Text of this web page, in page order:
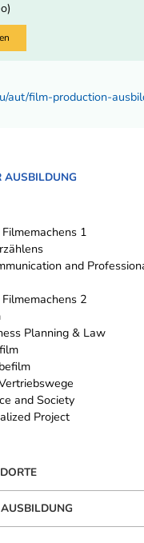
aut/film-production-
AUSBILDUNG
1
and
2
Planning & Law
and Society
Project